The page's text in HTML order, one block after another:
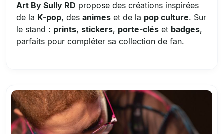
Art By Sully RD propose des créations inspirées
de la K-pop, des animes et de la pop culture. Sur
le stand : prints, stickers, porte-clés et badges,
parfaits pour compléter sa collection de fan.